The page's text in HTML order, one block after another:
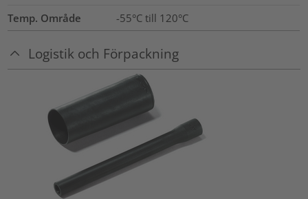
Temp. Område -55°C till 120°C
Logistik och Förpackning